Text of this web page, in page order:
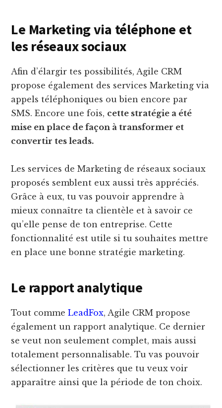
Le Marketing via téléphone et
les réseaux sociaux
Afin d’élargir tes possibilités, Agile CRM
propose également des services Marketing via
appels téléphoniques ou bien encore par
SMS. Encore une fois, cette stratégie a été
mise en place de façon à transformer et
convertir tes leads.
Les services de Marketing de réseaux sociaux
proposés semblent eux aussi très appréciés.
Grâce à eux, tu vas pouvoir apprendre à
mieux connaître ta clientèle et à savoir ce
qu’elle pense de ton entreprise. Cette
fonctionnalité est utile si tu souhaites mettre
en place une bonne stratégie marketing.
Le rapport analytique
Tout commeLeadFox, Agile CRM propose
également un rapport analytique. Ce dernier
se veut non seulement complet, mais aussi
totalement personnalisable. Tu vas pouvoir
sélectionner les critères que tu veux voir
apparaître ainsi que la période de ton choix.